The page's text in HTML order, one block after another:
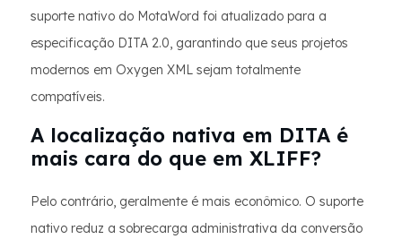
suporte nativo do MotaWord foi atualizado para a
especificação DITA 2.0, garantindo que seus projetos
modernos em Oxygen XML sejam totalmente
compatíveis.
A localização nativa em DITA é
mais cara do que em XLIFF?
Pelo contrário, geralmente é mais econômico. O suporte
nativo reduz a sobrecarga administrativa da conversão